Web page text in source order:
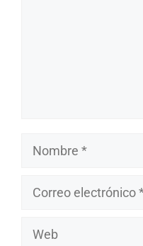
Nombre
Correo
Web